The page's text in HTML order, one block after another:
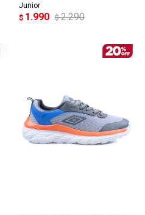
Junior
$ 1.990 $ 2.290